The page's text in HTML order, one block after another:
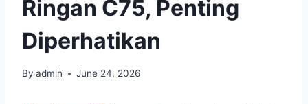
Ringan C75, Penting
Diperhatikan
By admin June 24, 2026